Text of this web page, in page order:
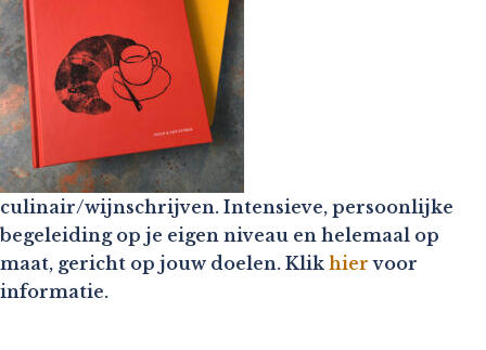
culinair/wijnschrijven. Intensieve, persoonlijke
begeleiding op je eigen niveau en helemaal op
maat, gericht op jouw doelen. Klik hier voor
informatie.